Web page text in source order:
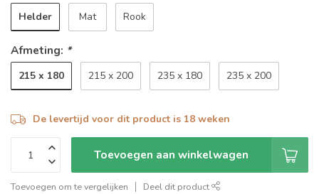
Helder Mat Rook
Afmeting: *
215 x 180 215 x 200 235 x 180 235 x 200
De levertijd voor dit product is 18 weken
Toevoegen aan winkelwagen
Toevoegen om te vergelijken Deel dit product